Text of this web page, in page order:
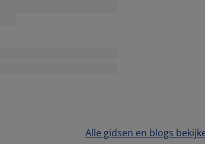
Alle gidsen en blogs